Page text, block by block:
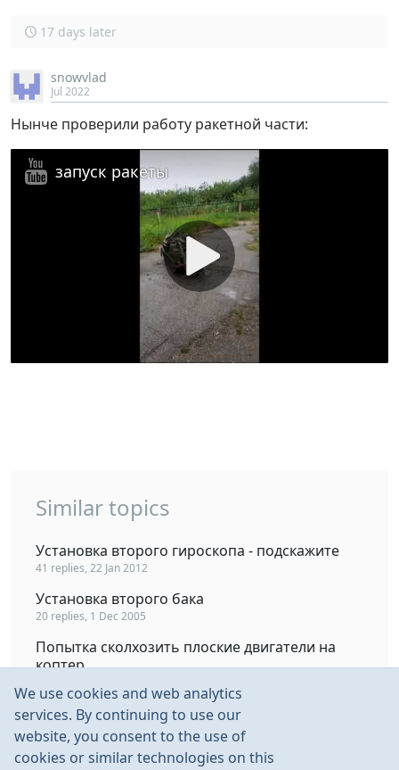
17 days later
snowvlad
Jul 2022
Нынче проверили работу ракетной части:
запуск ракеты
Similar topics
Установка второго гироскопа - подскажите
41 replies, 22 Jan 2012
Установка второго бака
20 replies, 1 Dec 2005
Попытка сколхозить плоские двигатели на
коптер...
mongo- попытка № 2
12 replies, 10 Jan 2013
Моя попытка
We use cookies and web analytics
services. By continuing to use our
website, you consent to the use of
cookies or similar technologies on this